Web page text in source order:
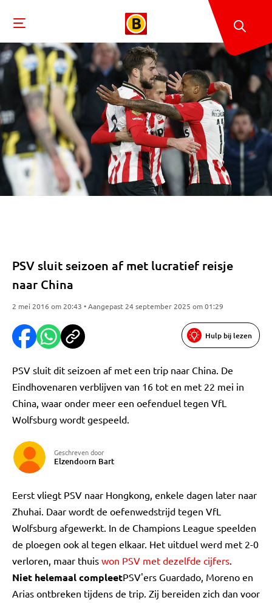
PSV sluit seizoen af met lucratief reisje
naar China
2 mei 2016 om 20:43 • Aangepast 24 september 2025 om 01:29
Hulp bij lezen
PSV sluit dit seizoen af met een trip naar China. De
Eindhovenaren verblijven van 16 tot en met 22 mei in
China, waar onder meer een oefenduel tegen VfL
Wolfsburg wordt gespeeld.
Geschreven door
Elzendoorn Bart
Eerst vliegt PSV naar Hongkong, enkele dagen later naar
Zhuhai. Daar wordt de oefenwedstrijd tegen VfL
Wolfsburg afgewerkt. In de Champions League speelden
de ploegen ook al tegen elkaar. Het uitduel werd met 2-0
verloren, maar thuis won PSV met dezelfde cijfers.
Niet helemaal compleetPSV'ers Guardado, Moreno en
Arias ontbreken tijdens de trip. Zij bereiden zich dan voor